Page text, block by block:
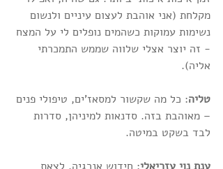
מקלחת (אני אוהבת לעצום עיניים ולנשום
נשימות עמוקות כשהמים נופלים לי על המצח
- זה יוצר אצלי שלווה שממש התמכרתי
אליה).
טליה: כל מה שקשור למסאז'ים, טיפולי פנים
– מאוהבת בזה. סדנאות למיניהן, סדרות
לבד בשקט במיטה.